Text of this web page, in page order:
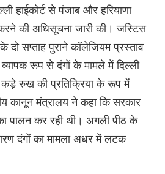
हाईकोर्ट से पंजाब और हरियाणा
करने की अधिसूचना जारी की। जस्टिस
दो सप्ताह पुराने कॉलेजियम प्रस्ताव
रूप से दंगों के मामले में दिल्ली
रुख की प्रतिक्रिया के रूप में
कानून मंत्रालय ने कहा कि सरकार
पालन कर रही थी। अगली पीठ के
दंगों का मामला अधर में लटक